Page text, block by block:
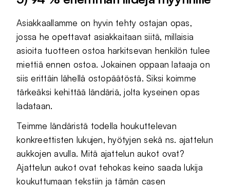
Asiakkaallamme on hyvin tehty ostajan opas,
jossa he opettavat asiakkaitaan siitä, millaisia
asioita tuotteen ostoa harkitsevan henkilön tulee
miettiä ennen ostoa. Jokainen oppaan lataaja on
siis erittäin lähellä ostopäätöstä. Siksi koimme
tärkeäksi kehittää ländäriä, jolta kyseinen opas
ladataan.
Teimme ländäristä todella houkuttelevan
konkreettisten lukujen, hyötyjen sekä ns. ajattelun
aukkojen avulla. Mitä ajattelun aukot ovat?
Ajattelun aukot ovat tehokas keino saada lukija
koukuttumaan tekstiin ja tämän casen